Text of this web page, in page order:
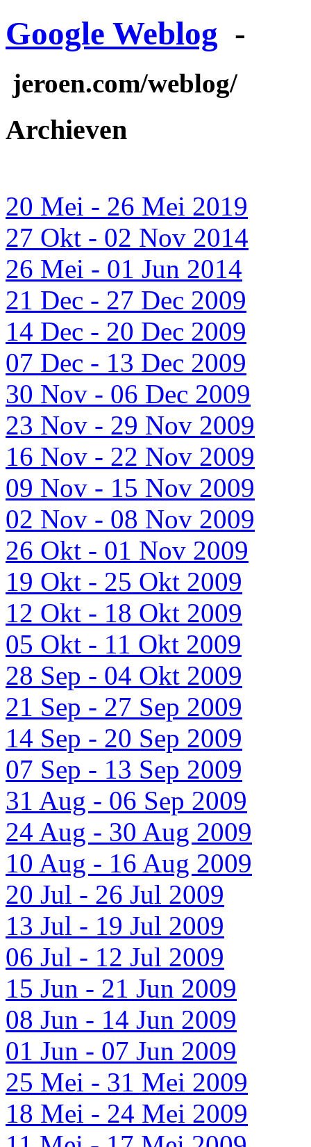
Google Weblog -
jeroen.com/weblog/
Archieven
20 Mei - 26 Mei 2019
27 Okt - 02 Nov 2014
26 Mei - 01 Jun 2014
21 Dec - 27 Dec 2009
14 Dec - 20 Dec 2009
07 Dec - 13 Dec 2009
30 Nov - 06 Dec 2009
23 Nov - 29 Nov 2009
16 Nov - 22 Nov 2009
09 Nov - 15 Nov 2009
02 Nov - 08 Nov 2009
26 Okt - 01 Nov 2009
19 Okt - 25 Okt 2009
12 Okt - 18 Okt 2009
05 Okt - 11 Okt 2009
28 Sep - 04 Okt 2009
21 Sep - 27 Sep 2009
14 Sep - 20 Sep 2009
07 Sep - 13 Sep 2009
31 Aug - 06 Sep 2009
24 Aug - 30 Aug 2009
10 Aug - 16 Aug 2009
20 Jul - 26 Jul 2009
13 Jul - 19 Jul 2009
06 Jul - 12 Jul 2009
15 Jun - 21 Jun 2009
08 Jun - 14 Jun 2009
01 Jun - 07 Jun 2009
25 Mei - 31 Mei 2009
18 Mei - 24 Mei 2009